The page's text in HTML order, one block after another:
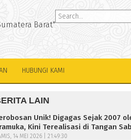
Barat"
HUBUNGI KAMI
LAIN
Unik! Digagas Sejak 2007
Kini Terealisasi di Tangan
14 MEI 2026 | 21:49:30